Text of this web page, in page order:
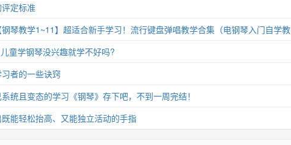
定标准
钢琴教学1~11】超适合新手学习！流行键盘弹唱教学合集（电钢琴入门自学教
童学钢琴没兴趣就学不好吗?
者的一些诀窍
统且变态的学习《钢琴》存下吧，不到一周完结！
能轻松抬高、又能独立活动的手指